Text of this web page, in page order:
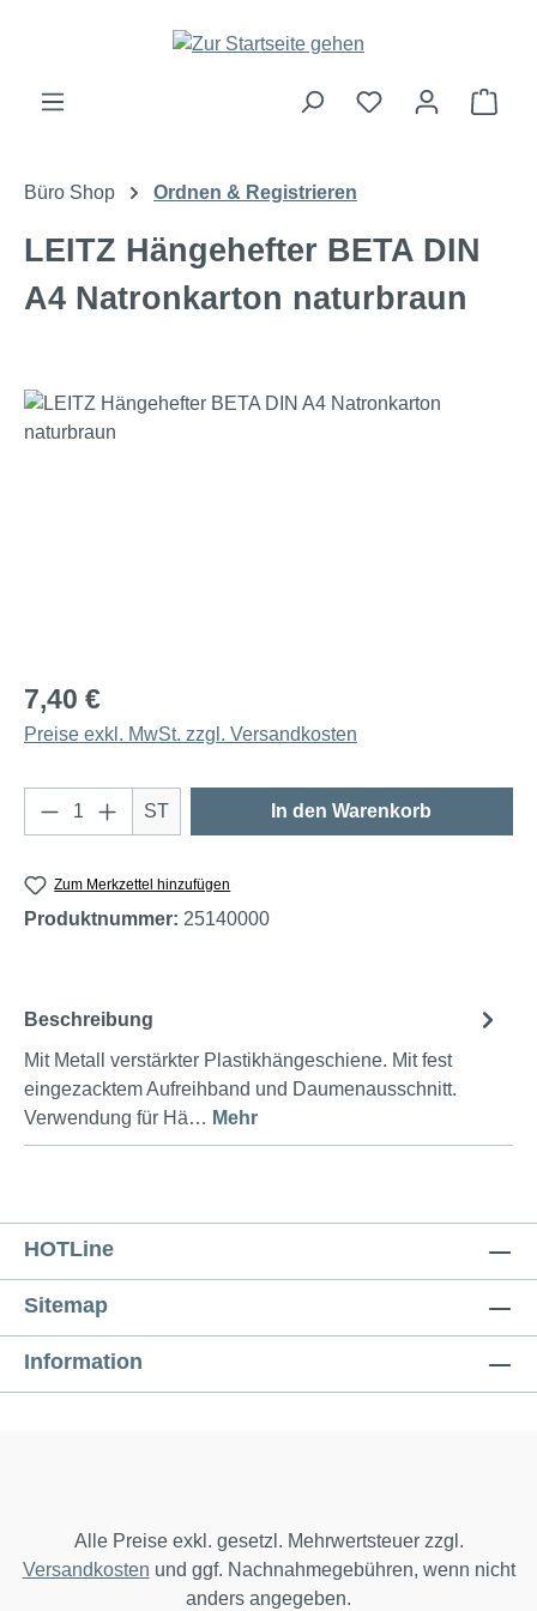
Zum Hauptinhalt springen
Büro Shop Ordnen & Registrieren
LEITZ Hängehefter BETA DIN
A4 Natronkarton naturbraun
Bildergalerie überspringen
7,40 €
Preise exkl. MwSt. zzgl. Versandkosten
Produkt Anzahl: Gib den gewünschten
ST In den Warenkorb
Zum Merkzettel hinzufügen
Produktnummer: 25140000
Beschreibung
Mit Metall verstärkter Plastikhängeschiene. Mit fest
eingezacktem Aufreihband und Daumenausschnitt.
Verwendung für Hä… Mehr
HOTLine
Sitemap
Information
Alle Preise exkl. gesetzl. Mehrwertsteuer zzgl.
Versandkosten und ggf. Nachnahmegebühren, wenn nicht
anders angegeben.